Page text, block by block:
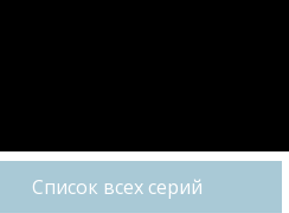
Список всех серий